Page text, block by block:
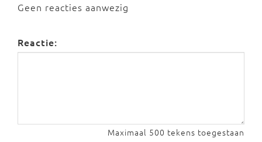
Geen reacties aanwezig
Reactie:
Maximaal 500 tekens toegestaan